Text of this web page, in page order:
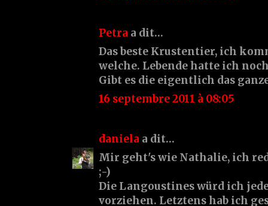
Petra a dit…
Das beste Krustentier, ich
welche. Lebende hatte ich
Gibt es die eigentlich das
16 septembre 2011 à 08:05
daniela a dit…
Mir geht's wie Nathalie, ich
;-)
Die Langoustines würd ich
vorziehen. Letztens hab ich